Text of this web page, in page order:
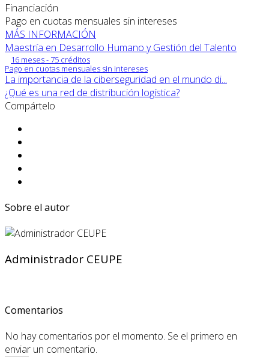
Financiación
Pago en cuotas mensuales sin intereses
MÁS INFORMACIÓN
Maestría en Desarrollo Humano y Gestión del Talento
16 meses - 75 créditos
Pago en cuotas mensuales sin intereses
La importancia de la ciberseguridad en el mundo di...
¿Qué es una red de distribución logística?
Compártelo
Sobre el autor
Administrador CEUPE
Comentarios
No hay comentarios por el momento. Se el primero en
enviar un comentario.